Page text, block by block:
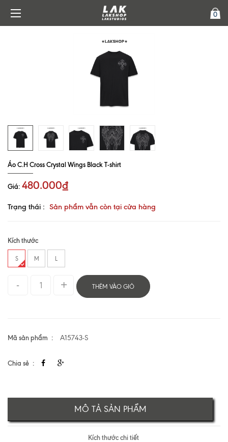
0
Áo C.H Cross Crystal Wings Black T-shirt
Giá: 480.000₫
Trạng thái : Sản phẩm vẫn còn tại cửa hàng
Kích thước
S M L
THÊM VÀO GIỎ
Mã sản phẩm A15743-S
Chia sẻ
MÔ TẢ SẢN PHẨM
Kích thước chi tiết